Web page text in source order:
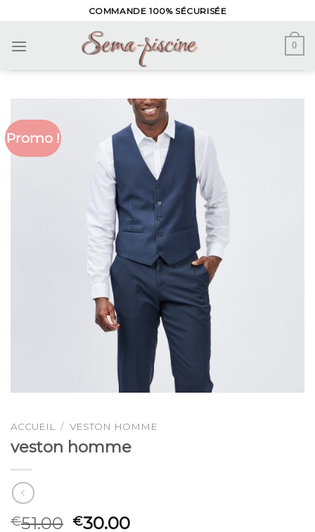
content
COMMANDE 100% SÉCURISÉE
0
Promo !
ACCUEIL / VESTON HOMME
veston homme
€51.00 €30.00